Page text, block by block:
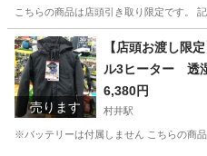
こちらの商品は店頭引き取り限定です。
長野 松本市 村井駅 その他
売ります
【店頭お渡し限
ル3ヒーター 透
6,380円
村井駅
※バッテリーは付属しません こちらの商